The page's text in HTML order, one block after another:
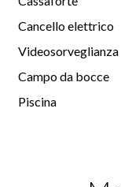
Cancello elettrico
Videosorveglianza
Campo da bocce
Piscina